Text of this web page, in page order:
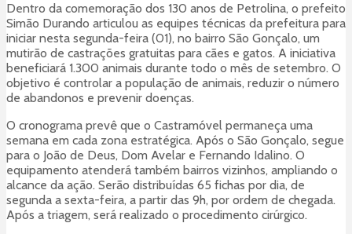
Dentro da comemoração dos 130 anos de Petrolina, o prefeito
Simão Durando articulou as equipes técnicas da prefeitura para
iniciar nesta segunda-feira (01), no bairro São Gonçalo, um
mutirão de castrações gratuitas para cães e gatos. A iniciativa
beneficiará 1.300 animais durante todo o mês de setembro. O
objetivo é controlar a população de animais, reduzir o número
de abandonos e prevenir doenças.
O cronograma prevê que o Castramóvel permaneça uma
semana em cada zona estratégica. Após o São Gonçalo, segue
para o João de Deus, Dom Avelar e Fernando Idalino. O
equipamento atenderá também bairros vizinhos, ampliando o
alcance da ação. Serão distribuídas 65 fichas por dia, de
segunda a sexta-feira, a partir das 9h, por ordem de chegada.
Após a triagem, será realizado o procedimento cirúrgico.